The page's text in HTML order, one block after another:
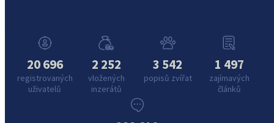
20 696
registrovaných
uživatelů
2 252
vložených
inzerátů
3 542
popisů zvířat
1 497
zajímavých
článků